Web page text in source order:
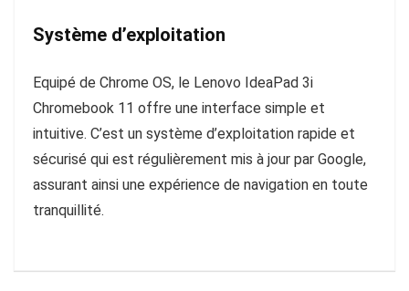
Système d’exploitation
Equipé de Chrome OS, le Lenovo IdeaPad 3i
Chromebook 11 offre une interface simple et
intuitive. C’est un système d’exploitation rapide et
sécurisé qui est régulièrement mis à jour par Google,
assurant ainsi une expérience de navigation en toute
tranquillité.